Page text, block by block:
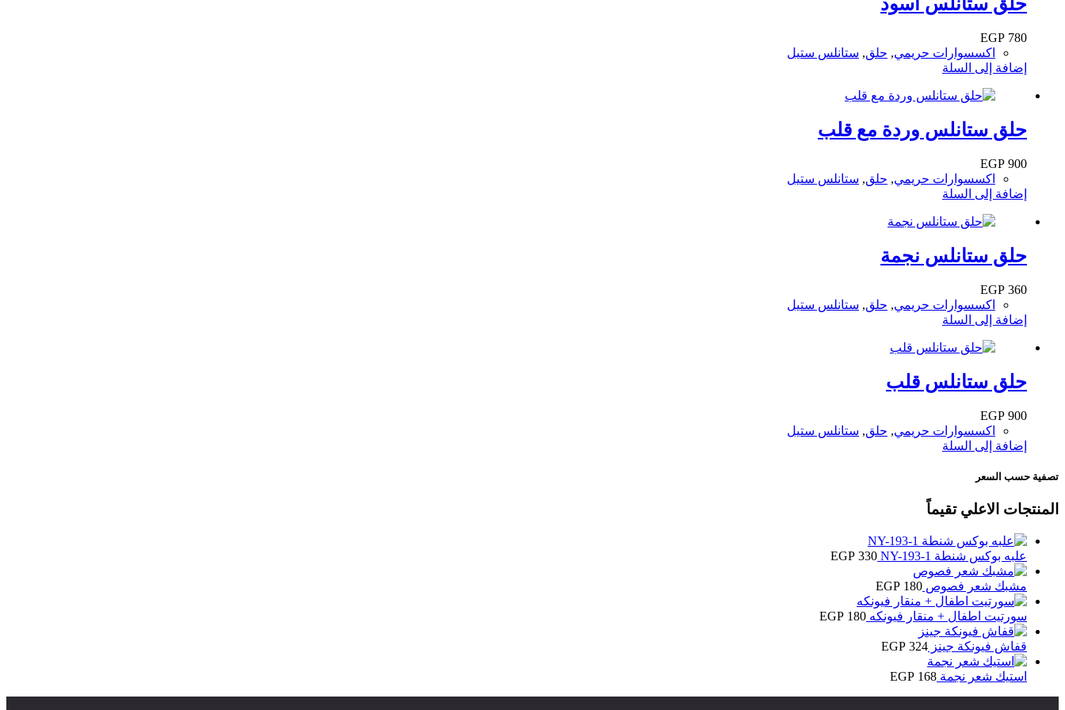
حلق ستانلس اسود
EGP 780
اكسسوارات حريمي, حلق, ستانلس ستيل
إضافة إلى السلة
حلق ستانلس وردة مع قلب
EGP 900
اكسسوارات حريمي, حلق, ستانلس ستيل
إضافة إلى السلة
حلق ستانلس نجمة
EGP 360
اكسسوارات حريمي, حلق, ستانلس ستيل
إضافة إلى السلة
حلق ستانلس قلب
EGP 900
اكسسوارات حريمي, حلق, ستانلس ستيل
إضافة إلى السلة
تصفية حسب السعر
المنتجات الاعلي تقيماً
علبه بوكس شنطة NY-193-1 EGP 330
مشبك شعر فصوص EGP 180
سورتيت اطفال + منقار فيونكه EGP 180
قفاش فيونكة جينز EGP 324
استيك شعر نجمة EGP 168